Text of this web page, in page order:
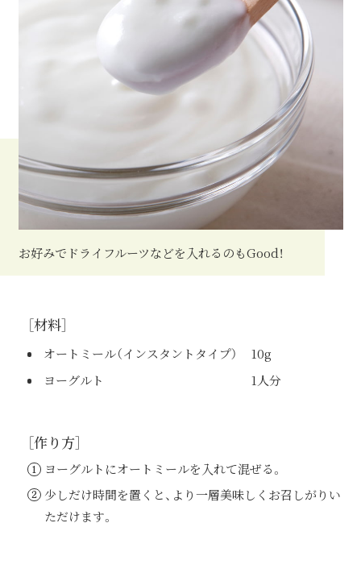
お好みでドライフルーツなどを入れるのもGood！
［材料］
オートミール（インスタントタイプ）
10g
ヨーグルト
1人分
［作り方］
ヨーグルトにオートミールを入れて混ぜる。
少しだけ時間を置くと、より一層美味しくお召しがりい
ただけます。